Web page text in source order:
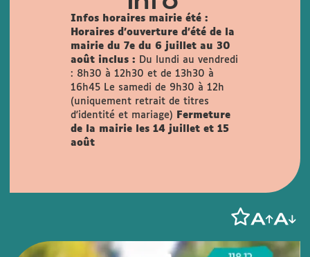
Infos horaires mairie été :
Horaires d'ouverture d'été de la
mairie du 7e du 6 juillet au 30
août inclus :
Du lundi au vendredi
: 8h30 à 12h30 et de 13h30 à
16h45
Le samedi de 9h30 à 12h
(uniquement retrait de titres
d'identité et mariage)
Fermeture
de la mairie les 14 juillet et 15
août